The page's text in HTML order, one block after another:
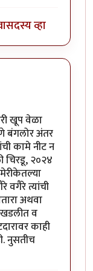
सदस्य व्हा
आणिby
खूप वेळा
बंगलोर अंतर
कामे नीट न
चिरडू, २०२४
वगैरे त्यांची
अथवा
व
काही
नुसतीच